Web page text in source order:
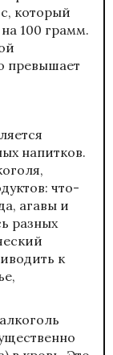
который
100 грамм.
превышает
напитков.
что-
агавы и
разных
к